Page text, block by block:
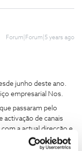
Forum|Forum|5 years ago
junho deste ano.
empresarial Nos.
passaram pelo
activação de canais
a actual direcção e
elevando os custos